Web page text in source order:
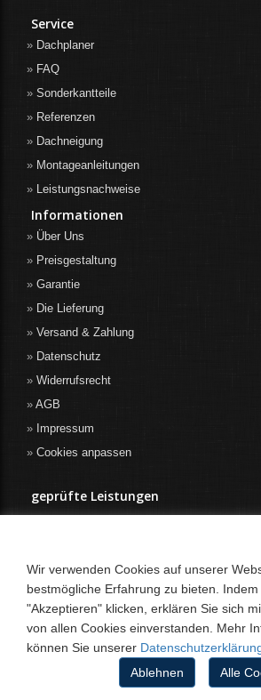
Service
Dachplaner
FAQ
Sonderkantteile
Referenzen
Dachneigung
Montageanleitungen
Leistungsnachweise
Informationen
Über Uns
Preisgestaltung
Garantie
Die Lieferung
Versand & Zahlung
Datenschutz
Widerrufsrecht
AGB
Impressum
Cookies anpassen
geprüfte Leistungen
Wir verwenden Cookies auf unserer
bestmögliche Erfahrung zu bieten.
"Akzeptieren" klicken, erklären Sie sich
von allen Cookies einverstanden. Mehr
können Sie unserer
Alle
Ablehnen